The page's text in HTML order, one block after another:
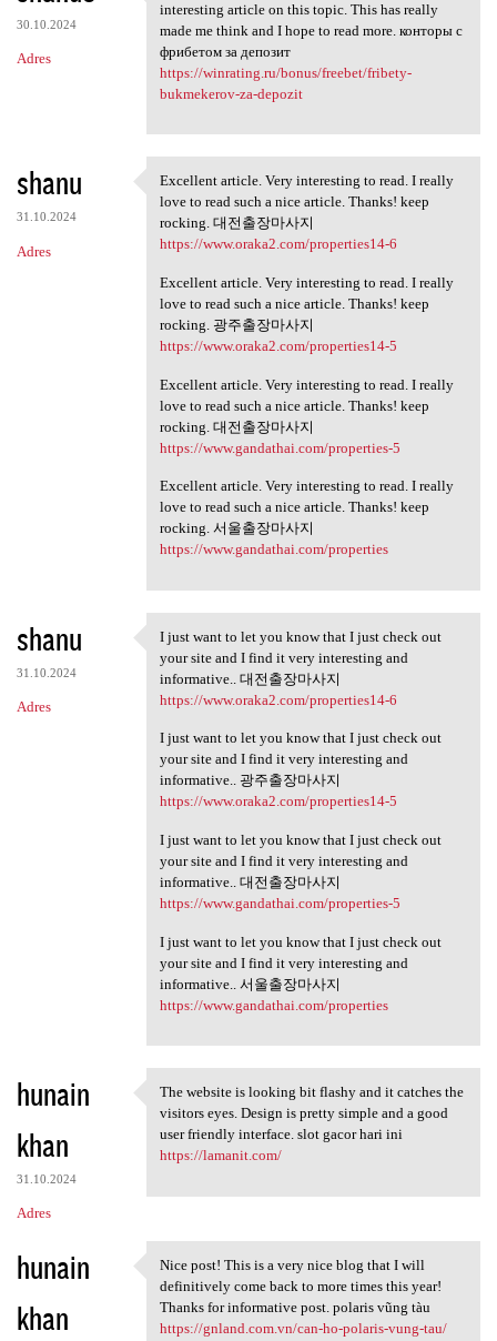
30.10.2024
Adres
interesting article on this topic. This has really
made me think and I hope to read more. конторы с
фрибетом за депозит
https://winrating.ru/bonus/freebet/fribety-
bukmekerov-za-depozit
shanu
31.10.2024
Adres
Excellent article. Very
Excellent article. Very interesting to read. I really
love to read such a nice article. Thanks! keep
rocking. 대전출장마사지
https://www.oraka2.com/properties14-6
Excellent article. Very interesting to read. I really
love to read such a nice article. Thanks! keep
rocking. 광주출장마사지
https://www.oraka2.com/properties14-5
Excellent article. Very interesting to read. I really
love to read such a nice article. Thanks! keep
rocking. 대전출장마사지
https://www.gandathai.com/properties-5
Excellent article. Very interesting to read. I really
love to read such a nice article. Thanks! keep
rocking. 서울출장마사지
https://www.gandathai.com/properties
shanu
31.10.2024
Adres
I just want to let you know
I just want to let you know that I just check out
your site and I find it very interesting and
informative.. 대전출장마사지
https://www.oraka2.com/properties14-6
I just want to let you know that I just check out
your site and I find it very interesting and
informative.. 광주출장마사지
https://www.oraka2.com/properties14-5
I just want to let you know that I just check out
your site and I find it very interesting and
informative.. 대전출장마사지
https://www.gandathai.com/properties-5
I just want to let you know that I just check out
your site and I find it very interesting and
informative.. 서울출장마사지
https://www.gandathai.com/properties
hunain
khan
31.10.2024
Adres
The website is looking bit
The website is looking bit flashy and it catches the
visitors eyes. Design is pretty simple and a good
user friendly interface. slot gacor hari ini
https://lamanit.com/
hunain
khan
Nice post! This is a very
Nice post! This is a very nice blog that I will
definitively come back to more times this year!
Thanks for informative post. polaris vũng tàu
https://gnland.com.vn/can-ho-polaris-vung-tau/